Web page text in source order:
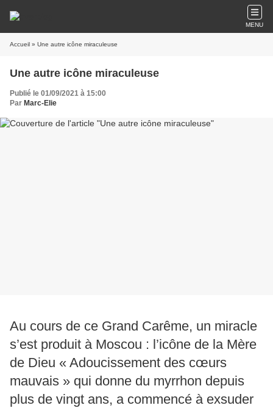
MENU
Accueil » Une autre icône miraculeuse
Une autre icône miraculeuse
Publié le 01/09/2021 à 15:00
Par Marc-Elie
Au cours de ce Grand Carême, un miracle
s’est produit à Moscou : l’icône de la Mère
de Dieu « Adoucissement des cœurs
mauvais » qui donne du myrrhon depuis
plus de vingt ans, a commencé à exsuder